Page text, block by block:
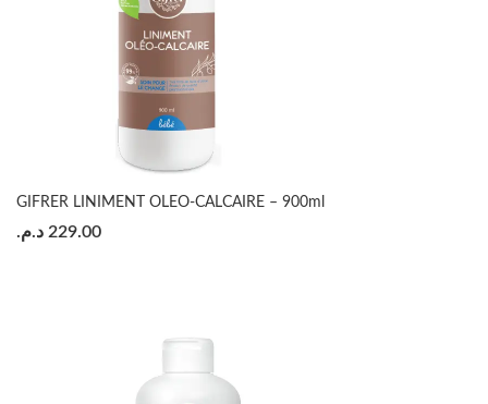
GIFRER LINIMENT OLEO-CALCAIRE – 900ml
229.00 د.م.